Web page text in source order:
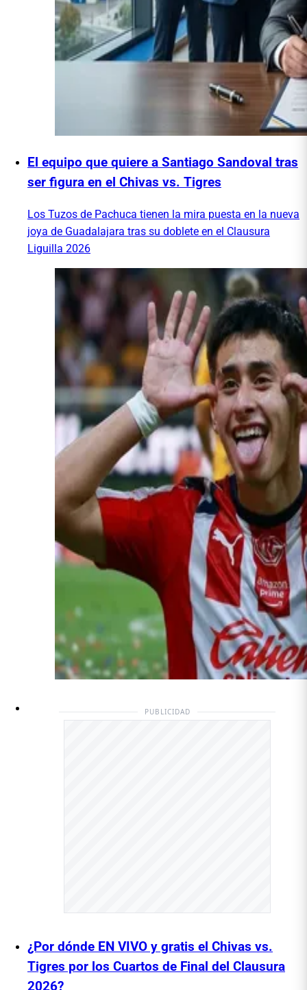
El equipo que quiere a Santiago Sandoval tras
ser figura en el Chivas vs. Tigres
Los Tuzos de Pachuca tienen la mira puesta en la nueva
joya de Guadalajara tras su doblete en el Clausura
Liguilla 2026
PUBLICIDAD
¿Por dónde EN VIVO y gratis el Chivas vs.
Tigres por los Cuartos de Final del Clausura
2026?